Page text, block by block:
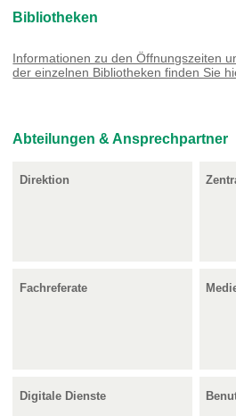
Bibliotheken
Informationen zu den Öffnungszeiten
der einzelnen Bibliotheken finden Sie
Abteilungen & Ansprechpartner
Direktion
Fachreferate
Digitale Dienste